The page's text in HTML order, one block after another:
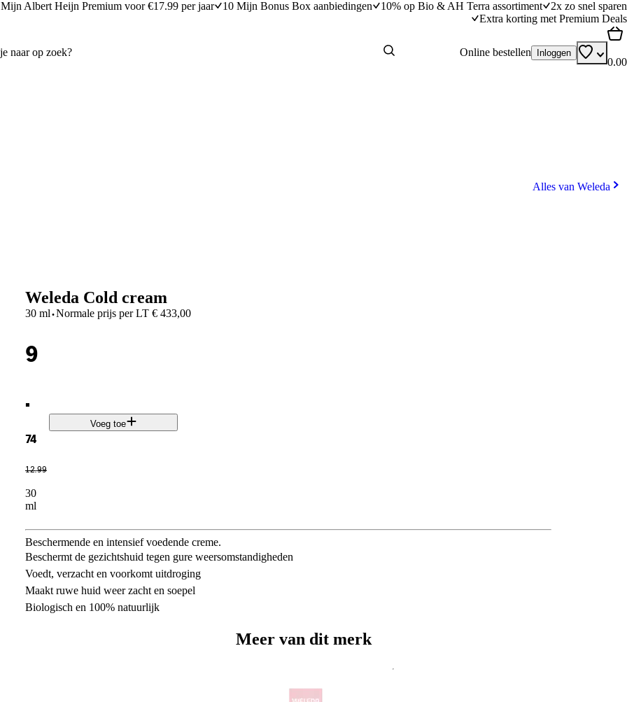
Mijn Albert Heijn Premium voor €17.99 per jaar 10 Mijn Bonus Box aanbiedingen 10% op Bio & AH Terra assortiment
2x zo snel sparen
Extra korting met Premium Deals
Online bestellen Inloggen
0.00
Alles van Weleda
Weleda Cold cream
30 ml·Normale prijs per LT€ 433,00
9
.
74
12.99
30
ml
Voeg toe
Beschermende en intensief voedende creme.
Beschermt de gezichtshuid tegen gure weersomstandigheden
Voedt, verzacht en voorkomt uitdroging
Maakt ruwe huid weer zacht en soepel
Biologisch en 100% natuurlijk
Meer van dit merk